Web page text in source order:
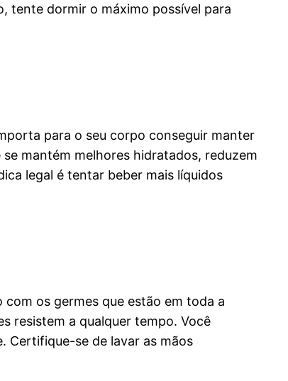
tente dormir o máximo possível para
para o seu corpo conseguir manter
mantém melhores hidratados, reduzem
legal é tentar beber mais líquidos
os germes que estão em toda a
resistem a qualquer tempo. Você
Certifique-se de lavar as mãos